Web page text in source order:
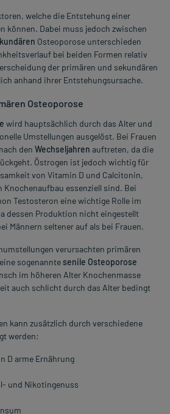
welche die Entstehung einer
können. Dabei muss jedoch zwischen
Osteoporose unterschieden
bei beiden Formen relativ
der primären und sekundären
anhand ihrer Entstehungsursache.
Osteoporose
wird hauptsächlich durch das Alter und
Umstellungen ausgelöst. Bei Frauen
den Wechseljahren auftreten, da die
Östrogen ist jedoch wichtig für
von Vitamin D und Calcitonin,
Knochenaufbau essenziell sind. Bei
Testosteron eine wichtige Rolle im
dessen Produktion nicht eingestellt
Männern seltener auf als bei Frauen.
verursachten primären
sogenanntesenile Osteoporose
im höheren Alter Knochenmasse
auch schlicht durch das Alter bedingt
kann zusätzlich durch verschiedene
werden:
D arme Ernährung
und Nikotingenuss